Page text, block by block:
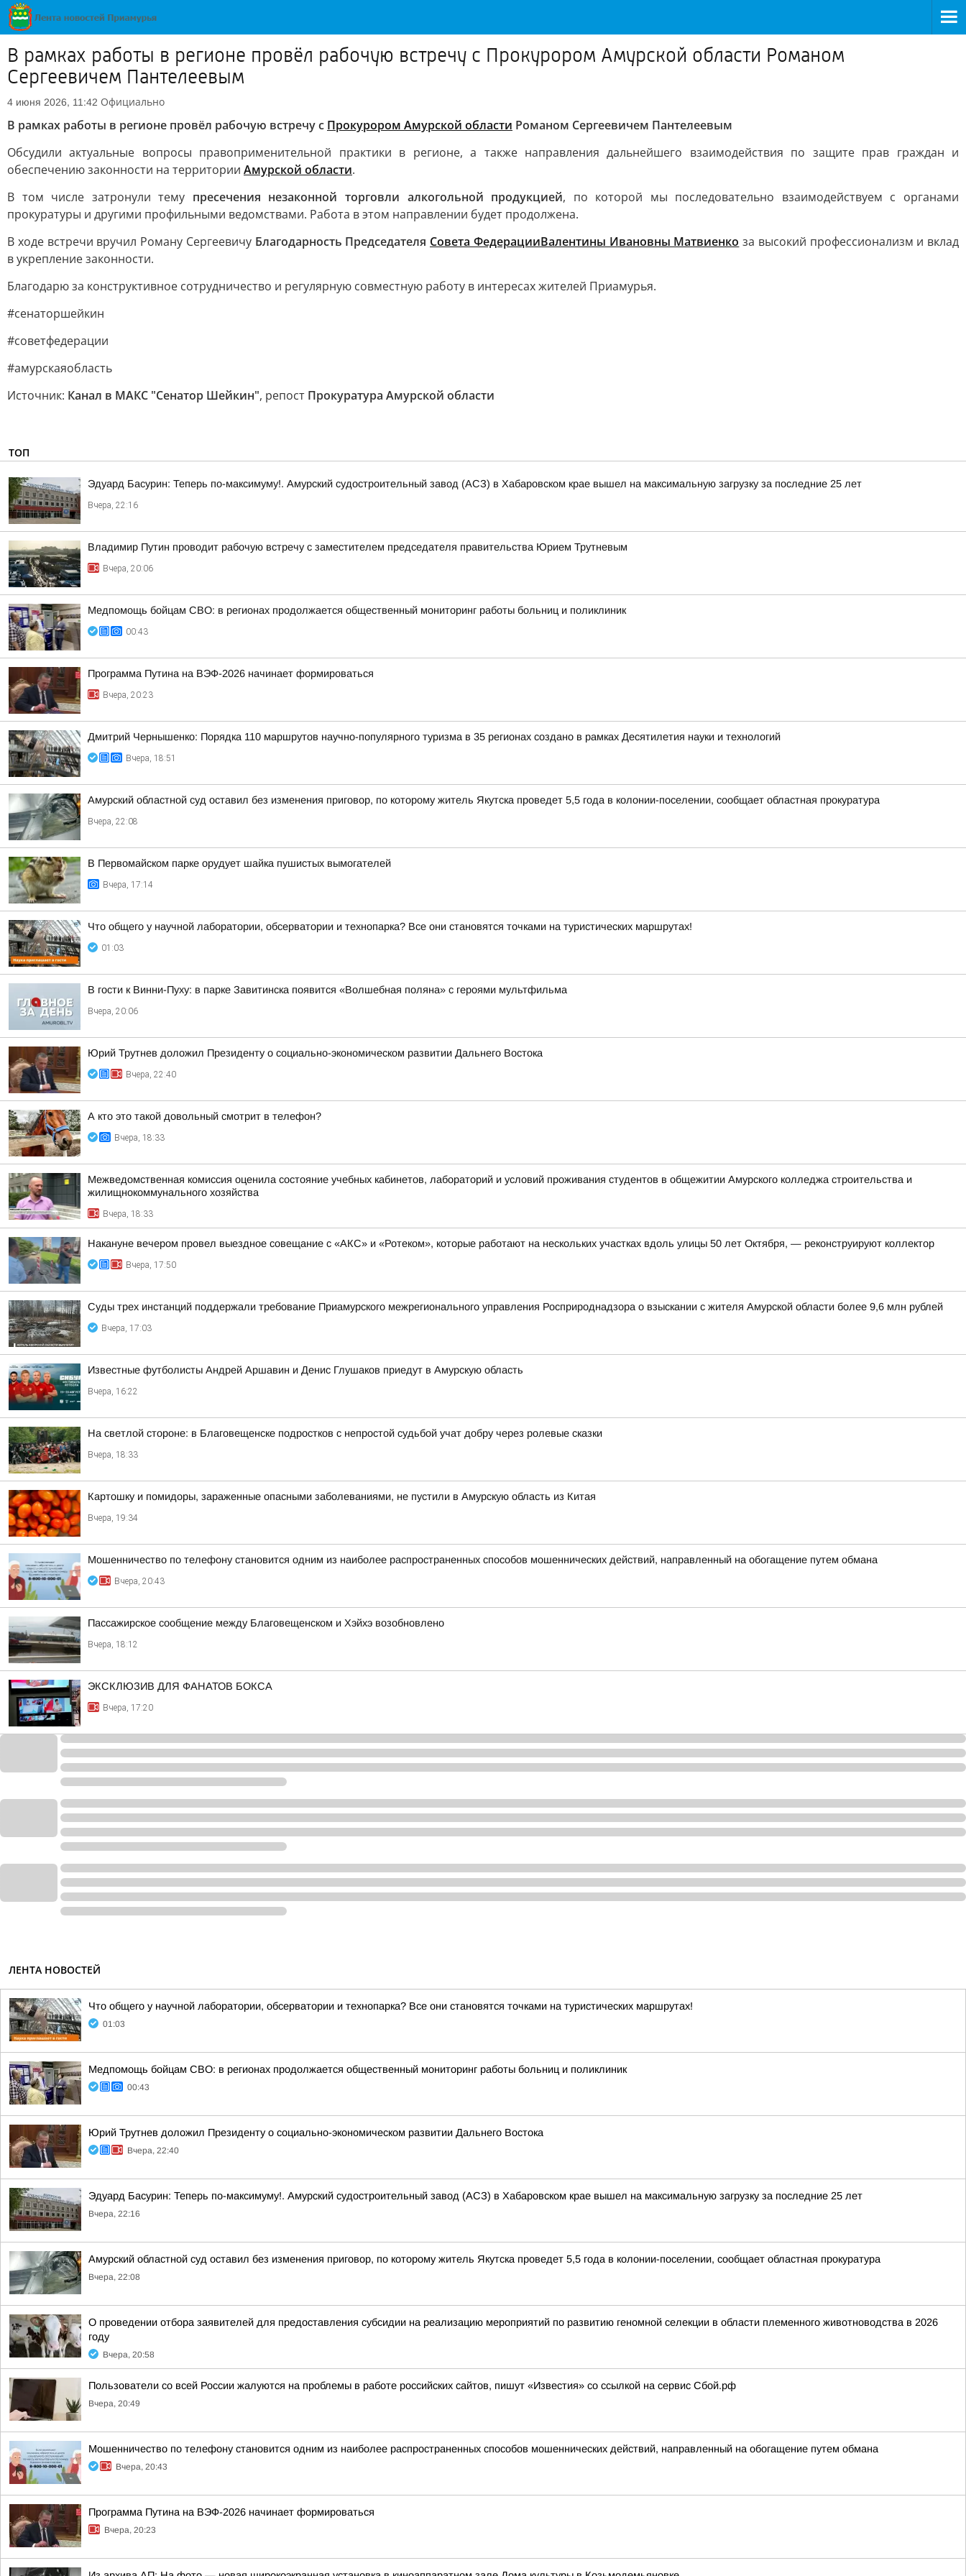
В рамках работы в регионе провёл рабочую встречу с Прокурором Амурской области Романом
Сергеевичем Пантелеевым
4 июня 2026, 11:42 Официально
В рамках работы в регионе провёл рабочую встречу с Прокурором Амурской области Романом Сергеевичем Пантелеевым
Обсудили актуальные вопросы правоприменительной практики в регионе, а также направления дальнейшего взаимодействия по защите прав граждан и
обеспечению законности на территории Амурской области.
В том числе затронули тему пресечения незаконной торговли алкогольной продукцией, по которой мы последовательно взаимодействуем с органами
прокуратуры и другими профильными ведомствами. Работа в этом направлении будет продолжена.
В ходе встречи вручил Роману Сергеевичу Благодарность Председателя Совета ФедерацииВалентины Ивановны Матвиенко за высокий профессионализм и вклад
в укрепление законности.
Благодарю за конструктивное сотрудничество и регулярную совместную работу в интересах жителей Приамурья.
#сенаторшейкин
#советфедерации
#амурскаяобласть
Источник: Канал в МАКС "Сенатор Шейкин", репост Прокуратура Амурской области
ТОП
Эдуард Басурин: Теперь по-максимуму!. Амурский судостроительный завод (АСЗ) в Хабаровском крае вышел на максимальную загрузку за последние 25 лет
Вчера, 22:16
Владимир Путин проводит рабочую встречу с заместителем председателя правительства Юрием Трутневым
Вчера, 20:06
Медпомощь бойцам СВО: в регионах продолжается общественный мониторинг работы больниц и поликлиник
00:43
Программа Путина на ВЭФ-2026 начинает формироваться
Вчера, 20:23
Дмитрий Чернышенко: Порядка 110 маршрутов научно-популярного туризма в 35 регионах создано в рамках Десятилетия науки и технологий
Вчера, 18:51
Амурский областной суд оставил без изменения приговор, по которому житель Якутска проведет 5,5 года в колонии-поселении, сообщает областная прокуратура
Вчера, 22:08
В Первомайском парке орудует шайка пушистых вымогателей
Вчера, 17:14
Что общего у научной лаборатории, обсерватории и технопарка? Все они становятся точками на туристических маршрутах!
01:03
В гости к Винни-Пуху: в парке Завитинска появится «Волшебная поляна» с героями мультфильма
Вчера, 20:06
Юрий Трутнев доложил Президенту о социально-экономическом развитии Дальнего Востока
Вчера, 22:40
А кто это такой довольный смотрит в телефон?
Вчера, 18:33
Межведомственная комиссия оценила состояние учебных кабинетов, лабораторий и условий проживания студентов в общежитии Амурского колледжа строительства и
жилищнокоммунального хозяйства
Вчера, 18:33
Накануне вечером провел выездное совещание с «АКС» и «Ротеком», которые работают на нескольких участках вдоль улицы 50 лет Октября, — реконструируют коллектор
Вчера, 17:50
Суды трех инстанций поддержали требование Приамурского межрегионального управления Росприроднадзора о взыскании с жителя Амурской области более 9,6 млн рублей
Вчера, 17:03
Известные футболисты Андрей Аршавин и Денис Глушаков приедут в Амурскую область
Вчера, 16:22
На светлой стороне: в Благовещенске подростков с непростой судьбой учат добру через ролевые сказки
Вчера, 18:33
Картошку и помидоры, зараженные опасными заболеваниями, не пустили в Амурскую область из Китая
Вчера, 19:34
Мошенничество по телефону становится одним из наиболее распространенных способов мошеннических действий, направленный на обогащение путем обмана
Вчера, 20:43
Пассажирское сообщение между Благовещенском и Хэйхэ возобновлено
Вчера, 18:12
ЭКСКЛЮЗИВ ДЛЯ ФАНАТОВ БОКСА
Вчера, 17:20
ЛЕНТА НОВОСТЕЙ
Что общего у научной лаборатории, обсерватории и технопарка? Все они становятся точками на туристических маршрутах!
01:03
Медпомощь бойцам СВО: в регионах продолжается общественный мониторинг работы больниц и поликлиник
00:43
Юрий Трутнев доложил Президенту о социально-экономическом развитии Дальнего Востока
Вчера, 22:40
Эдуард Басурин: Теперь по-максимуму!. Амурский судостроительный завод (АСЗ) в Хабаровском крае вышел на максимальную загрузку за последние 25 лет
Вчера, 22:16
Амурский областной суд оставил без изменения приговор, по которому житель Якутска проведет 5,5 года в колонии-поселении, сообщает областная прокуратура
Вчера, 22:08
О проведении отбора заявителей для предоставления субсидии на реализацию мероприятий по развитию геномной селекции в области племенного животноводства в 2026
году
Вчера, 20:58
Пользователи со всей России жалуются на проблемы в работе российских сайтов, пишут «Известия» со ссылкой на сервис Сбой.рф
Вчера, 20:49
Мошенничество по телефону становится одним из наиболее распространенных способов мошеннических действий, направленный на обогащение путем обмана
Вчера, 20:43
Программа Путина на ВЭФ-2026 начинает формироваться
Вчера, 20:23